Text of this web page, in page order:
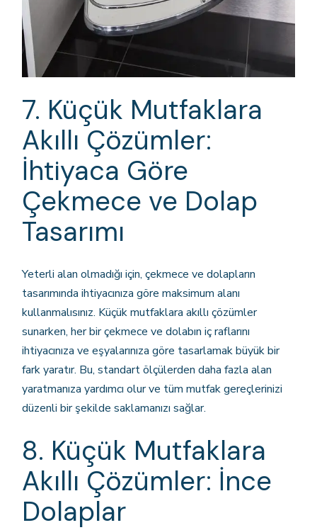
7. Küçük Mutfaklara
Akıllı Çözümler:
İhtiyaca Göre
Çekmece ve Dolap
Tasarımı
Yeterli alan olmadığı için, çekmece ve dolapların
tasarımında ihtiyacınıza göre maksimum alanı
kullanmalısınız. Küçük mutfaklara akıllı çözümler
sunarken, her bir çekmece ve dolabın iç raflarını
ihtiyacınıza ve eşyalarınıza göre tasarlamak büyük bir
fark yaratır. Bu, standart ölçülerden daha fazla alan
yaratmanıza yardımcı olur ve tüm mutfak gereçlerinizi
düzenli bir şekilde saklamanızı sağlar.
8. Küçük Mutfaklara
Akıllı Çözümler: İnce
Dolaplar